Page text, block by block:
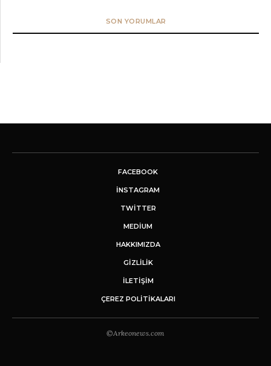
SON YORUMLAR
FACEBOOK
INSTAGRAM
TWITTER
MEDIUM
HAKKIMIZDA
GİZLİLİK
İLETIŞIM
ÇEREZ POLITIKALARI
©Arkeonews.com